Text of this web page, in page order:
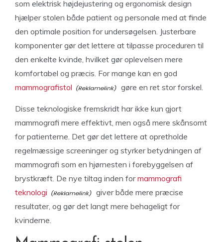
som elektrisk højdejustering og ergonomisk design
hjælper stolen både patient og personale med at finde
den optimale position for undersøgelsen. Justerbare
komponenter gør det lettere at tilpasse proceduren til
den enkelte kvinde, hvilket gør oplevelsen mere
komfortabel og præcis. For mange kan en god
mammografistol
gøre en ret stor forskel.
Disse teknologiske fremskridt har ikke kun gjort
mammografi mere effektivt, men også mere skånsomt
for patienterne. Det gør det lettere at opretholde
regelmæssige screeninger og styrker betydningen af
mammografi som en hjørnesten i forebyggelsen af
brystkræft. De nye tiltag inden formammografi
teknologi
giver både mere præcise
resultater, og gør det langt mere behageligt for
kvinderne.